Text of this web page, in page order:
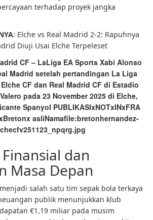
terhadap proyek jangka
: Elche vs Real Madrid 2-2: Rapuhnya
Diuji Usai Elche Terpeleset
CF – LaLiga EA Sports Xabi Alonso
Madrid setelah pertandingan La Liga
CF dan Real Madrid CF di Estadio
pada 23 November 2025 di Elche,
Spanyol PUBLIKASIxNOTxINxFRA
asliNamafile:bretonhernandez-
dan
Masa Depan
salah satu tim sepak bola terkaya
publik menunjukkan klub
€1,19 miliar pada musim